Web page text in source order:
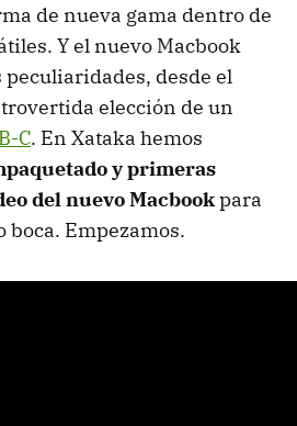
de nueva gama dentro de
Y el nuevo Macbook
desde el
elección de un
C. En Xataka hemos
y primeras
del nuevo Macbookpara
boca. Empezamos.